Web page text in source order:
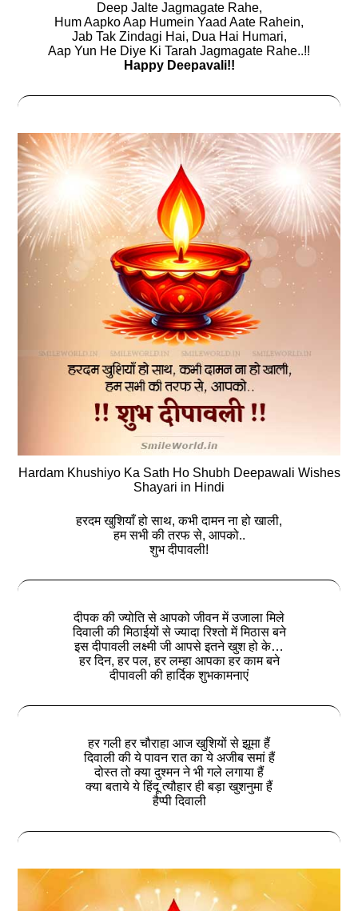
Deep Jalte Jagmagate Rahe,
Hum Aapko Aap Humein Yaad Aate Rahein,
Jab Tak Zindagi Hai, Dua Hai Humari,
Aap Yun He Diye Ki Tarah Jagmagate Rahe..!!
Happy Deepavali!!
Hardam Khushiyo Ka Sath Ho Shubh Deepawali Wishes
Shayari in Hindi
हरदम खुशियाँ हो साथ, कभी दामन ना हो खाली,
हम सभी की तरफ से, आपको..
शुभ दीपावली!
दीपक की ज्योति से आपको जीवन में उजाला मिले
दिवाली की मिठाईयों से ज्यादा रिश्तो में मिठास बने
इस दीपावली लक्ष्मी जी आपसे इतने खुश हो के…
हर दिन, हर पल, हर लम्हा आपका हर काम बने
दीपावली की हार्दिक शुभकामनाएं
हर गली हर चौराहा आज खुशियों से झूमा हैं
दिवाली की ये पावन रात का ये अजीब समां हैं
दोस्त तो क्या दुश्मन ने भी गले लगाया हैं
क्या बताये ये हिंदू त्यौहार ही बड़ा खुशनुमा हैं
हैप्पी दिवाली